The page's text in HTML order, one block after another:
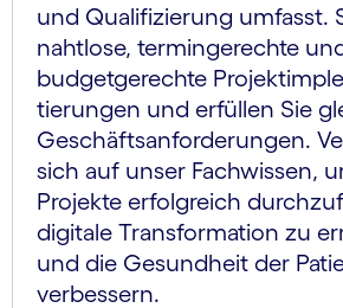
und Qualifizierung umfasst.
nahtlose, termingerechte
budgetgerechte
tierungen und erfüllen Sie
Geschäfts­anforderungen.
sich auf unser Fachwissen,
Projekte erfolgreich
digitale Transformation zu
und die Gesundheit der
verbessern.